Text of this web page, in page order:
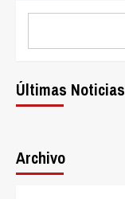
Últimas Noticias
Archivo